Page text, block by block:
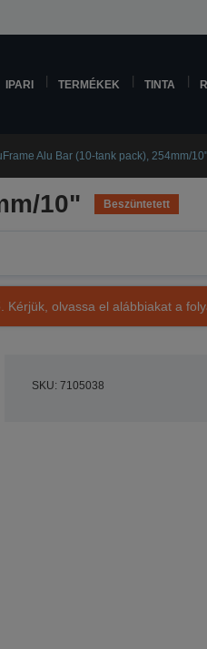
IPARI TERMÉKEK TINTA
Alu Bar (10-tank pack), 254mm/10"
10" Beszüntetett
olvassa el alábbiakat a
SKU: 7105038